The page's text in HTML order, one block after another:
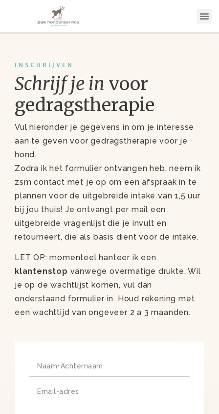
INSCHRIJVEN
Schrijf je in voor
gedragstherapie
Vul hieronder je gegevens in om je interesse
aan te geven voor gedragstherapie voor je
hond.
Zodra ik het formulier ontvangen heb, neem ik
zsm contact met je op om een afspraak in te
plannen voor de uitgebreide intake van 1,5 uur
bij jou thuis! Je ontvangt per mail een
uitgebreide vragenlijst die je invult en
retourneert, die als basis dient voor de intake.
LET OP: momenteel hanteer ik een
klantenstop vanwege overmatige drukte. Wil
je op de wachtlijst komen, vul dan
onderstaand formulier in. Houd rekening met
een wachttijd van ongeveer 2 a 3 maanden.